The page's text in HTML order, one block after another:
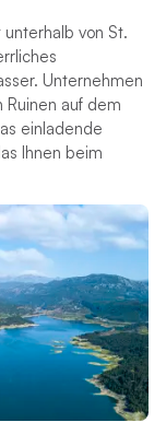
von St.
Unternehmen
Ruinen auf dem
einladende
Ihnen beim